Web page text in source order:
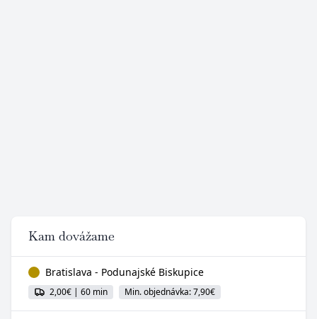
Kam dovážame
Bratislava - Podunajské Biskupice
2,00€ | 60 min Min. objednávka: 7,90€